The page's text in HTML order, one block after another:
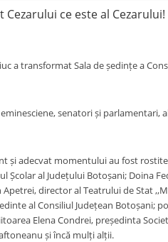
ce este al Cezarului!
a transformat Sala de ședințe a
senatori și parlamentari,
și adecvat momentului au fost
al Județului Botoșani; Doina
director al Teatrului de Stat
al Consiliul Județean Botoșani;
Elena Condrei, președinta
și încă mulți alții.